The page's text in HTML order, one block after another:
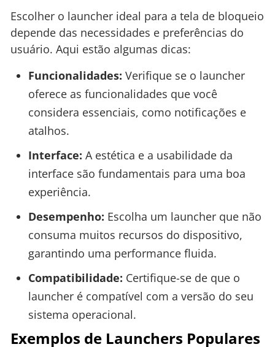
Escolher o launcher ideal para a tela de bloqueio
depende das necessidades e preferências do
usuário. Aqui estão algumas dicas:
Funcionalidades: Verifique se o launcher
oferece as funcionalidades que você
considera essenciais, como notificações e
atalhos.
Interface: A estética e a usabilidade da
interface são fundamentais para uma boa
experiência.
Desempenho: Escolha um launcher que não
consuma muitos recursos do dispositivo,
garantindo uma performance fluida.
Compatibilidade: Certifique-se de que o
launcher é compatível com a versão do seu
sistema operacional.
Exemplos de Launchers Populares